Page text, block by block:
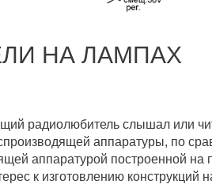
НА ЛАМПАХ
радиолюбитель слышал или
аппаратуры, по
аппаратурой построенной на
к изготовлению конструкций